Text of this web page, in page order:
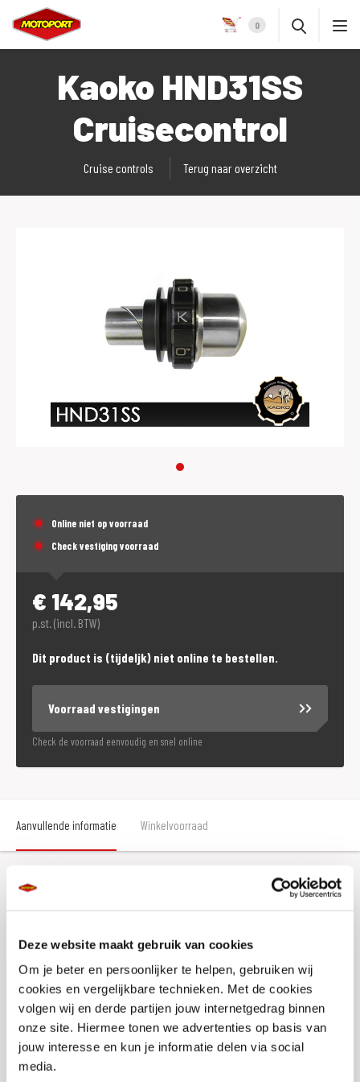
Deze website maakt gebruik van cookies
Om je beter en persoonlijker te helpen, gebruiken wij
cookies en vergelijkbare technieken. Met de cookies
volgen wij en derde partijen jouw internetgedrag binnen
onze site. Hiermee tonen we advertenties op basis van
jouw interesse en kun je informatie delen via social
media.
0
Kaoko HND31SS
Cruisecontrol
Cruise controls Terug naar overzicht
Online niet op voorraad
Check vestiging voorraad
€ 142,95
p.st. (incl. BTW)
Dit product is (tijdeljk) niet online te bestellen.
Voorraad vestigingen
Check de voorraad eenvoudig en snel online
Aanvullende informatie Winkelvoorraad
Aanvullende informatie
Merk
Koako
Gewicht
0 KILOGRAM
Titel
Kaoko HND31SS Cruisecontrol
SKU
019437
Offline Sales